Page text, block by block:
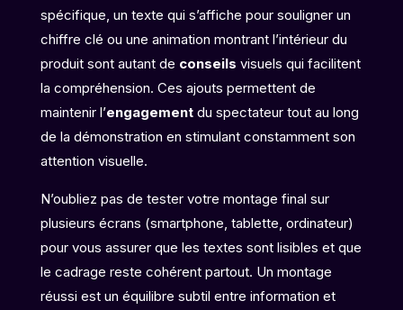
spécifique, un texte qui s’affiche pour souligner un
chiffre clé ou une animation montrant l’intérieur du
produit sont autant de conseils visuels qui facilitent
la compréhension. Ces ajouts permettent de
maintenir l’engagementdu spectateur tout au long
de la démonstration en stimulant constamment son
attention visuelle.
N’oubliez pas de tester votre montage final sur
plusieurs écrans (smartphone, tablette, ordinateur)
pour vous assurer que les textes sont lisibles et que
le cadrage reste cohérent partout. Un montage
réussi est un équilibre subtil entre information et